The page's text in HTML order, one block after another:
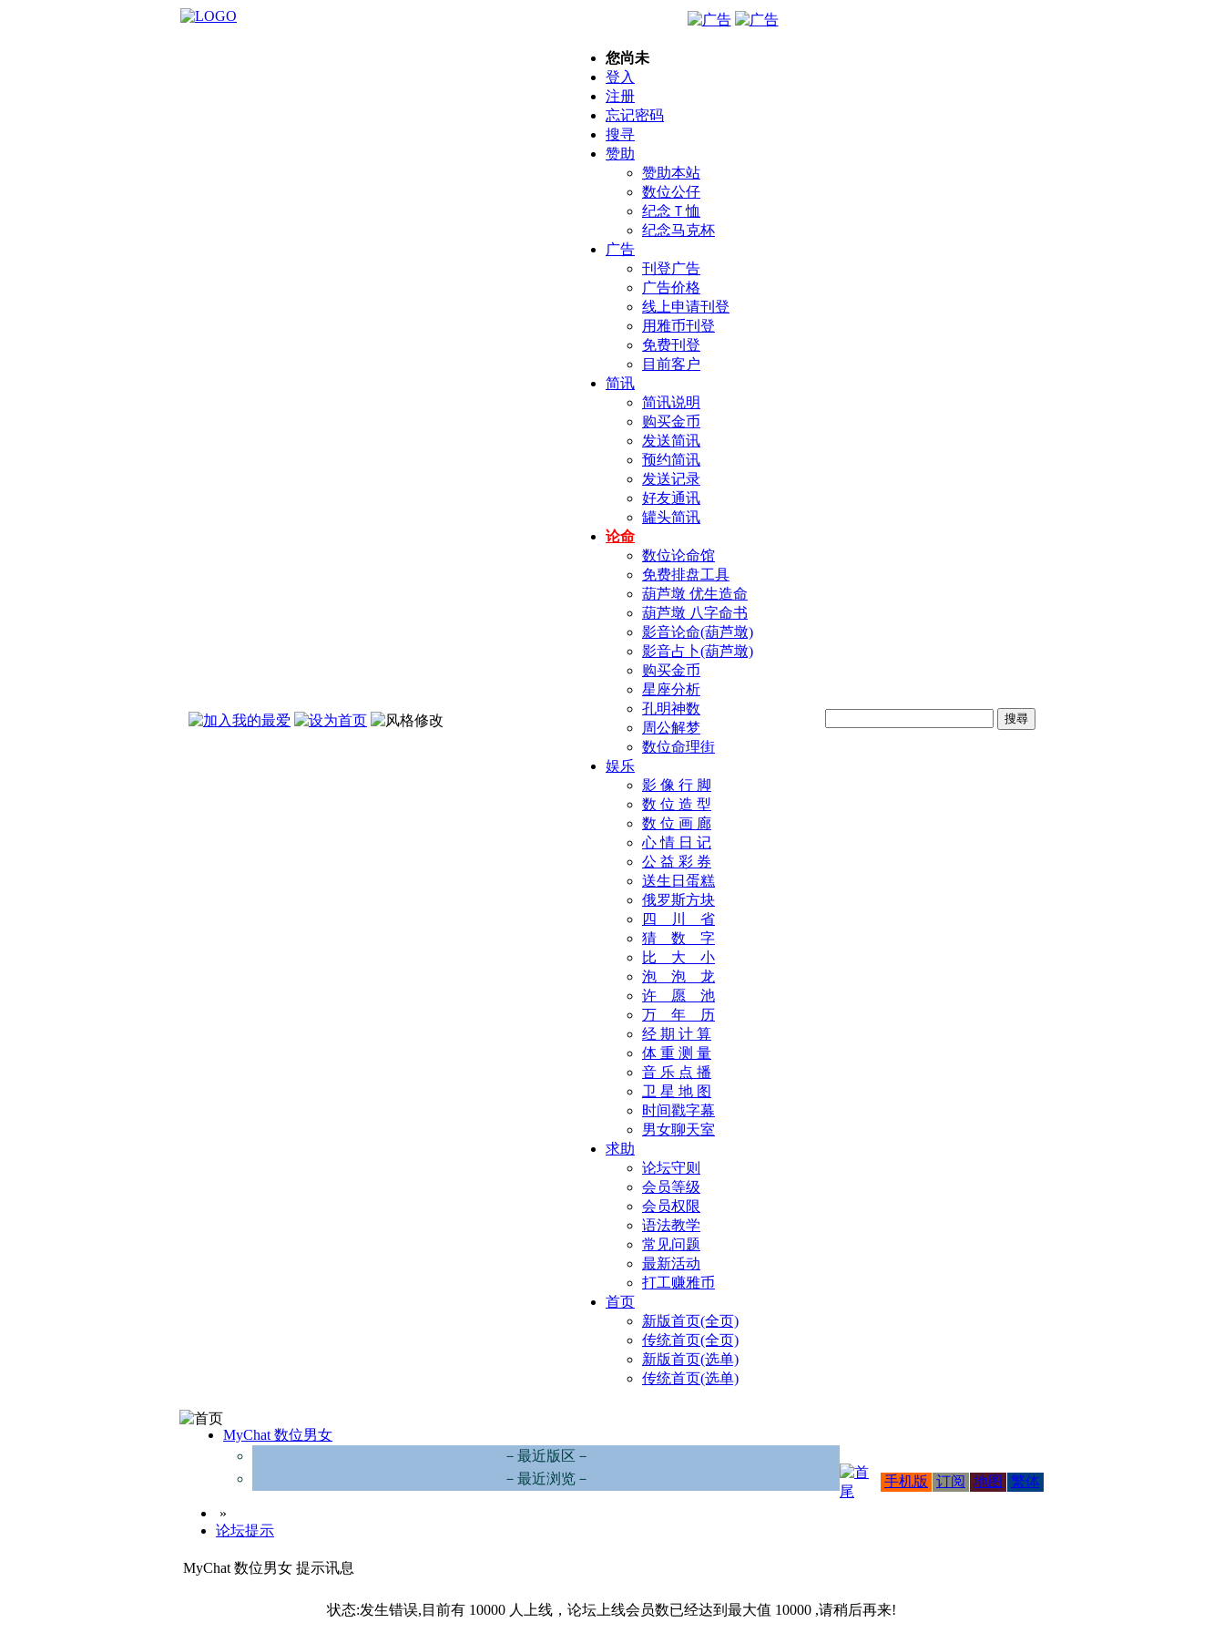
您尚未
登入
注册
忘记密码
搜寻
赞助
赞助本站
数位公仔
纪念Ｔ恤
纪念马克杯
广告
刊登广告
广告价格
线上申请刊登
用雅币刊登
免费刊登
目前客户
简讯
简讯说明
购买金币
发送简讯
预约简讯
发送记录
好友通讯
罐头简讯
论命
数位论命馆
免费排盘工具
葫芦墩 优生造命
葫芦墩 八字命书
影音论命(葫芦墩)
影音占卜(葫芦墩)
购买金币
星座分析
孔明神数
周公解梦
数位命理街
娱乐
影 像 行 脚
数 位 造 型
数 位 画 廊
心 情 日 记
公 益 彩 券
送生日蛋糕
俄罗斯方块
四 川 省
猜 数 字
比 大 小
泡 泡 龙
许 愿 池
万 年 历
经 期 计 算
体 重 测 量
音 乐 点 播
卫 星 地 图
时间戳字幕
男女聊天室
求助
论坛守则
会员等级
会员权限
语法教学
常见问题
最新活动
打工赚雅币
首页
新版首页(全页)
传统首页(全页)
新版首页(选单)
传统首页(选单)
MyChat 数位男女
－最近版区－
－最近浏览－
»
论坛提示
手机版 订阅 地图 繁体
MyChat 数位男女 提示讯息
状态:发生错误,目前有 10000 人上线，论坛上线会员数已经达到最大值 10000 ,请稍后再来!